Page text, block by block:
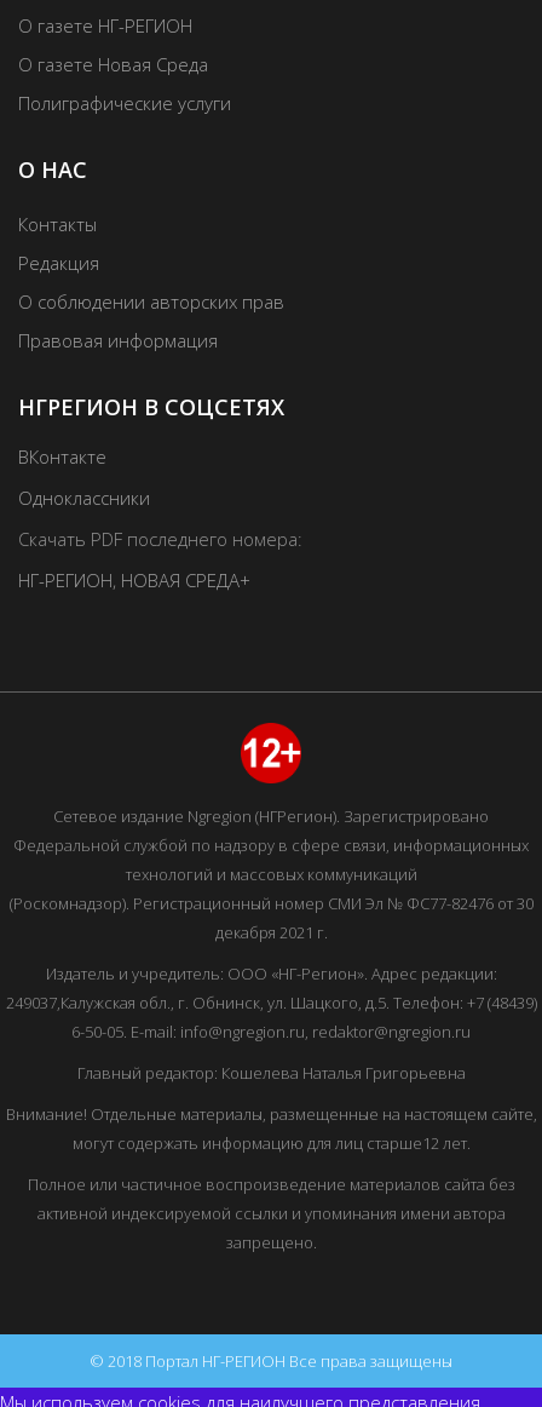
О газете НГ-РЕГИОН
О газете Новая Среда
Полиграфические услуги
О НАС
Контакты
Редакция
О соблюдении авторских прав
Правовая информация
НГРЕГИОН В СОЦСЕТЯХ
ВКонтакте
Одноклассники
Скачать PDF последнего номера:
НГ-РЕГИОН, НОВАЯ СРЕДА+
Сетевое издание Ngregion (НГРегион). Зарегистрировано
Федеральной службой по надзору в сфере связи, информационных
технологий и массовых коммуникаций
(Роскомнадзор). Регистрационный номер СМИ Эл № ФС77-82476 от 30
декабря 2021 г.
Издатель и учредитель: ООО «НГ-Регион». Адрес редакции:
249037,Калужская обл., г. Обнинск, ул. Шацкого, д.5. Телефон: +7 (48439)
6-50-05. E-mail: info@ngregion.ru, redaktor@ngregion.ru
Главный редактор: Кошелева Наталья Григорьевна
Внимание! Отдельные материалы, размещенные на настоящем сайте,
могут содержать информацию для лиц старше12 лет.
Полное или частичное воспроизведение материалов сайта без
активной индексируемой ссылки и упоминания имени автора
запрещено.
© 2018 Портал НГ-РЕГИОН Все права защищены
Мы используем cookies для наилучшего представления